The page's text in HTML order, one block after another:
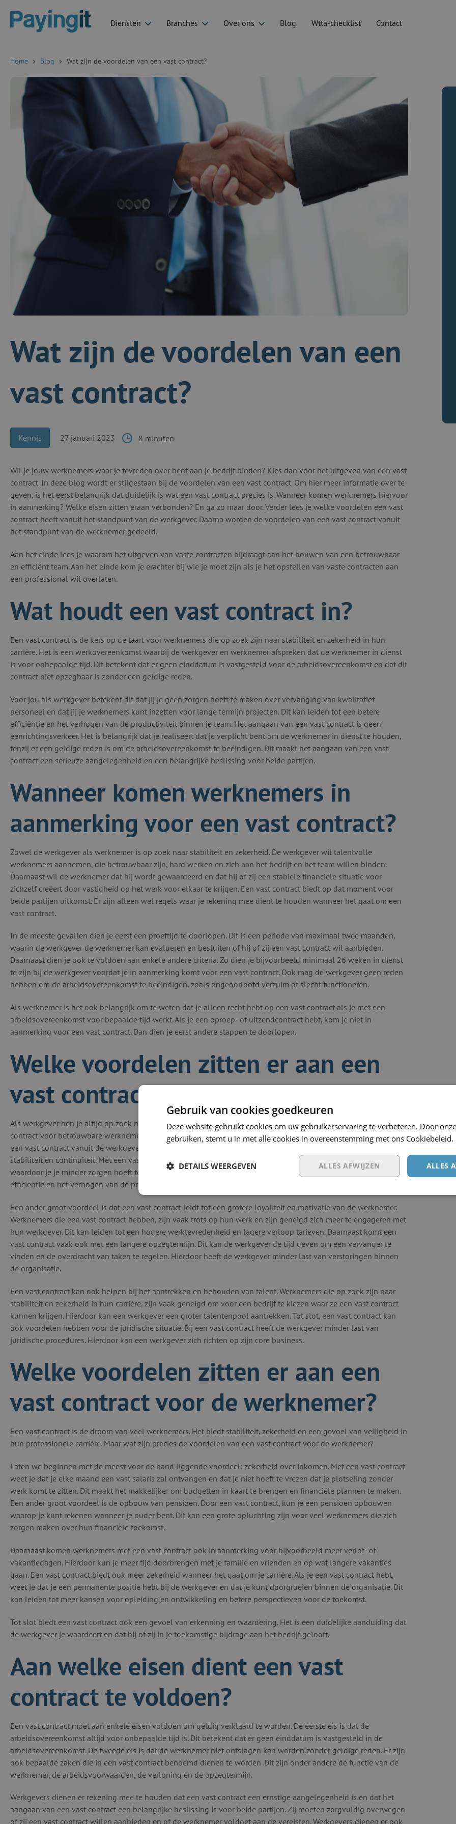
Diensten Branches Over ons Blog Wtta-checklist Contact
Home Blog Wat zijn de voordelen van een vast contract?
Wat zijn de voordelen van een
vast contract?
Kennis 27 januari 2023 8 minuten
Wil je jouw werknemers waar je tevreden over bent aan je bedrijf binden? Kies dan voor het uitgeven van een vast
contract. In deze blog wordt er stilgestaan bij de voordelen van een vast contract. Om hier meer informatie over te
geven, is het eerst belangrijk dat duidelijk is wat een vast contract precies is. Wanneer komen werknemers hiervoor
in aanmerking? Welke eisen zitten eraan verbonden? En ga zo maar door. Verder lees je welke voordelen een vast
contract heeft vanuit het standpunt van de werkgever. Daarna worden de voordelen van een vast contract vanuit
het standpunt van de werknemer gedeeld.
Aan het einde lees je waarom het uitgeven van vaste contracten bijdraagt aan het bouwen van een betrouwbaar
en efficiënt team. Aan het einde kom je erachter bij wie je moet zijn als je het opstellen van vaste contracten aan
een professional wil overlaten.
Wat houdt een vast contract in?
Een vast contract is de kers op de taart voor werknemers die op zoek zijn naar stabiliteit en zekerheid in hun
carrière. Het is een werkovereenkomst waarbij de werkgever en werknemer afspreken dat de werknemer in dienst
is voor onbepaalde tijd. Dit betekent dat er geen einddatum is vastgesteld voor de arbeidsovereenkomst en dat dit
contract niet opzegbaar is zonder een geldige reden.
Voor jou als werkgever betekent dit dat jij je geen zorgen hoeft te maken over vervanging van kwalitatief
personeel en dat jij je werknemers kunt inzetten voor lange termijn projecten. Dit kan leiden tot een betere
efficiëntie en het verhogen van de productiviteit binnen je team. Het aangaan van een vast contract is geen
eenrichtingsverkeer. Het is belangrijk dat je realiseert dat je verplicht bent om de werknemer in dienst te houden,
tenzij er een geldige reden is om de arbeidsovereenkomst te beëindigen. Dit maakt het aangaan van een vast
contract een serieuze aangelegenheid en een belangrijke beslissing voor beide partijen.
Wanneer komen werknemers in
aanmerking voor een vast contract?
Zowel de werkgever als werknemer is op zoek naar stabiliteit en zekerheid. De werkgever wil talentvolle
werknemers aannemen, die betrouwbaar zijn, hard werken en zich aan het bedrijf en het team willen binden.
Daarnaast wil de werknemer dat hij wordt gewaardeerd en dat hij of zij een stabiele financiële situatie voor
zichzelf creëert door vastigheid op het werk voor elkaar te krijgen. Een vast contract biedt op dat moment voor
beide partijen uitkomst. Er zijn alleen wel regels waar je rekening mee dient te houden wanneer het gaat om een
vast contract.
In de meeste gevallen dien je eerst een proeftijd te doorlopen. Dit is een periode van maximaal twee maanden,
waarin de werkgever de werknemer kan evalueren en besluiten of hij of zij een vast contract wil aanbieden.
Daarnaast dien je ook te voldoen aan enkele andere criteria. Zo dien je bijvoorbeeld minimaal 26 weken in dienst
te zijn bij de werkgever voordat je in aanmerking komt voor een vast contract. Ook mag de werkgever geen reden
hebben om de arbeidsovereenkomst te beëindigen, zoals ongeoorloofd verzuim of slecht functioneren.
Als werknemer is het ook belangrijk om te weten dat je alleen recht hebt op een vast contract als je met een
arbeidsovereenkomst voor bepaalde tijd werkt. Als je een oproep- of uitzendcontract hebt, kom je niet in
aanmerking voor een vast contract. Dan dien je eerst andere stappen te doorlopen.
Welke voordelen zitten er aan een
vast contract voor de werkgever?
Als werkgever ben je altijd op zoek naar manieren om je bedrijf te laten groeien en te laten floreren. Een vast
contract voor betrouwbare werknemers kan daar een belangrijke rol in spelen. Wat zijn precies de voordelen van
een vast contract vanuit de werkgever? Laten we beginnen met de meest voor de hand liggende voordeel:
stabiliteit en continuïteit. Met een vast contract weet je dat je werknemers je voor onbepaalde tijd trouw zijn,
waardoor je je minder zorgen hoeft te maken over vervanging van personeel. Dit kan leiden tot een betere
efficiëntie en het verhogen van de productiviteit.
Een ander groot voordeel is dat een vast contract leidt tot een grotere loyaliteit en motivatie van de werknemer.
Werknemers die een vast contract hebben, zijn vaak trots op hun werk en zijn geneigd zich meer te engageren met
hun werkgever. Dit kan leiden tot een hogere werktevredenheid en lagere verloop tarieven. Daarnaast komt een
vast contract vaak ook met een langere opzegtermijn. Dit kan de werkgever de tijd geven om een vervanger te
vinden en de overdracht van taken te regelen. Hierdoor heeft de werkgever minder last van verstoringen binnen
de organisatie.
Een vast contract kan ook helpen bij het aantrekken en behouden van talent. Werknemers die op zoek zijn naar
stabiliteit en zekerheid in hun carrière, zijn vaak geneigd om voor een bedrijf te kiezen waar ze een vast contract
kunnen krijgen. Hierdoor kan een werkgever een groter talentenpool aantrekken. Tot slot, een vast contract kan
ook voordelen hebben voor de juridische situatie. Bij een vast contract heeft de werkgever minder last van
juridische procedures. Hierdoor kan een werkgever zich richten op zijn core business.
Welke voordelen zitten er aan een
vast contract voor de werknemer?
Een vast contract is de droom van veel werknemers. Het biedt stabiliteit, zekerheid en een gevoel van veiligheid in
hun professionele carrière. Maar wat zijn precies de voordelen van een vast contract voor de werknemer?
Laten we beginnen met de meest voor de hand liggende voordeel: zekerheid over inkomen. Met een vast contract
weet je dat je elke maand een vast salaris zal ontvangen en dat je niet hoeft te vrezen dat je plotseling zonder
werk komt te zitten. Dit maakt het makkelijker om budgetten in kaart te brengen en financiële plannen te maken.
Een ander groot voordeel is de opbouw van pensioen. Door een vast contract, kun je een pensioen opbouwen
waarop je kunt rekenen wanneer je ouder bent. Dit kan een grote opluchting zijn voor veel werknemers die zich
zorgen maken over hun financiële toekomst.
Daarnaast komen werknemers met een vast contract ook in aanmerking voor bijvoorbeeld meer verlof- of
vakantiedagen. Hierdoor kun je meer tijd doorbrengen met je familie en vrienden en op wat langere vakanties
gaan. Een vast contract biedt ook meer zekerheid wanneer het gaat om je carrière. Als je een vast contract hebt,
weet je dat je een permanente positie hebt bij de werkgever en dat je kunt doorgroeien binnen de organisatie. Dit
kan leiden tot meer kansen voor opleiding en ontwikkeling en betere perspectieven voor de toekomst.
Tot slot biedt een vast contract ook een gevoel van erkenning en waardering. Het is een duidelijke aanduiding dat
de werkgever je waardeert en dat hij of zij in je toekomstige bijdrage aan het bedrijf gelooft.
Aan welke eisen dient een vast
contract te voldoen?
Een vast contract moet aan enkele eisen voldoen om geldig verklaard te worden. De eerste eis is dat de
arbeidsovereenkomst altijd voor onbepaalde tijd is. Dit betekent dat er geen einddatum is vastgesteld in de
arbeidsovereenkomst. De tweede eis is dat de werknemer niet ontslagen kan worden zonder geldige reden. Er zijn
ook bepaalde zaken die in een vast contract benoemd dienen te worden. Dit zijn onder andere de functie van de
werknemer, de arbeidsvoorwaarden, de verloning en de opzegtermijn.
Werkgevers dienen er rekening mee te houden dat een vast contract een ernstige aangelegenheid is en dat het
aangaan van een vast contract een belangrijke beslissing is voor beide partijen. Zij moeten zorgvuldig overwegen
of zij een vast contract willen aanbieden en of de werknemer voldoet aan de vereisten. Werkgevers dienen er ook
Gebruik van cookies goedkeuren
Deze website gebruikt cookies om uw gebruikerservaring te verbeteren. Door
gebruiken, stemt u in met alle cookies in overeenstemming met ons Cookiebeleid.
ALLES
ALLES AFWIJZEN
DETAILS WEERGEVEN